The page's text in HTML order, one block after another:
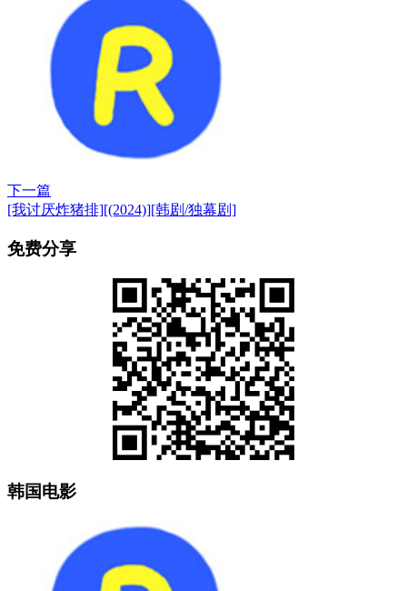
下一篇
[我讨厌炸猪排][(2024)][韩剧/独幕剧]
免费分享
韩国电影